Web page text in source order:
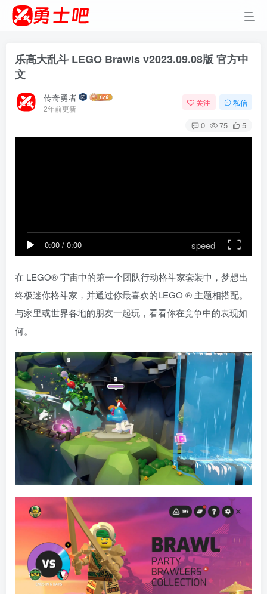
乐高大乱斗 LEGO Brawls v2023.09.08版 官方中
文
传奇勇者
2年前更新
关注 私信
0 75 5
0:00 / 0:00 speed
在 LEGO® 宇宙中的第一个团队行动格斗家套装中，梦想出
终极迷你格斗家，并通过你最喜欢的LEGO ® 主题相搭配。
与家里或世界各地的朋友一起玩，看看你在竞争中的表现如
何。